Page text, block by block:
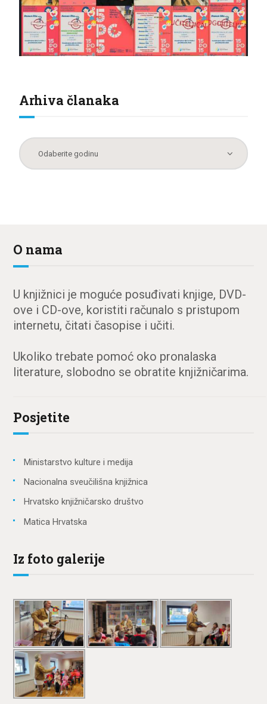
Arhiva članaka
O nama
U knjižnici je moguće posuđivati knjige, DVD-
ove i CD-ove, koristiti računalo s pristupom
internetu, čitati časopise i učiti.
Ukoliko trebate pomoć oko pronalaska
literature, slobodno se obratite knjižničarima.
Posjetite
Ministarstvo kulture i medija
Nacionalna sveučilišna knjižnica
Hrvatsko knjižničarsko društvo
Matica Hrvatska
Iz foto galerije